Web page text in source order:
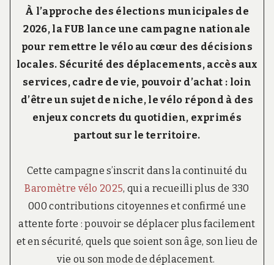
e
t
a
c
t
i
v
e
s
À l’approche des élections municipales de
2026, la FUB lance une campagne nationale
pour remettre le vélo au cœur des décisions
locales. Sécurité des déplacements, accès aux
services, cadre de vie, pouvoir d’achat : loin
d’être un sujet de niche, le vélo répond à des
enjeux concrets du quotidien, exprimés
partout sur le territoire.
Cette campagne s’inscrit dans la continuité du
Baromètre vélo 2025, qui a recueilli plus de 330
000 contributions citoyennes et confirmé une
attente forte : pouvoir se déplacer plus facilement
et en sécurité, quels que soient son âge, son lieu de
vie ou son mode de déplacement.